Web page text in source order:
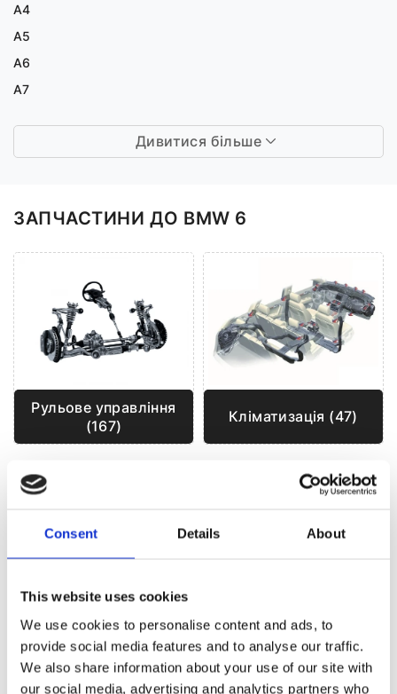
Consent Details About
This website uses cookies
We use cookies to personalise content and ads, to
provide social media features and to analyse our traffic.
We also share information about your use of our site with
our social media, advertising and analytics partners who
A4
A5
A6
A7
Дивитися більше
ЗАПЧАСТИНИ ДО BMW 6
Рульове управління
(167)
Кліматизація (47)
РУЛЬОВЕ УПРАВЛІННЯ ДЛЯ BMW 6